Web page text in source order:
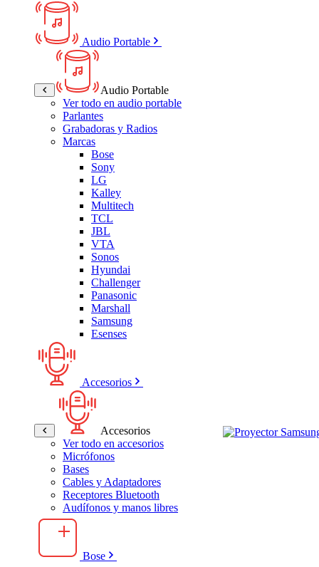
Audio Portable
Audio Portable
Ver todo en audio portable
Parlantes
Grabadoras y Radios
Marcas
Bose
Sony
LG
Kalley
Multitech
TCL
JBL
VTA
Sonos
Hyundai
Challenger
Panasonic
Marshall
Samsung
Esenses
Accesorios
Accesorios
Ver todo en accesorios
Micrófonos
Bases
Cables y Adaptadores
Receptores Bluetooth
Audífonos y manos libres
Bose